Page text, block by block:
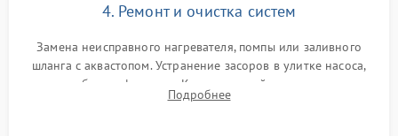
4. Ремонт и очистка систем
Замена неисправного нагревателя, помпы или заливного
шланга с аквастопом. Устранение засоров в улитке насоса,
патрубках и фильтрах. Компонентный ремонт платы
управления, восстановление поврежденной проводки.
Подробнее